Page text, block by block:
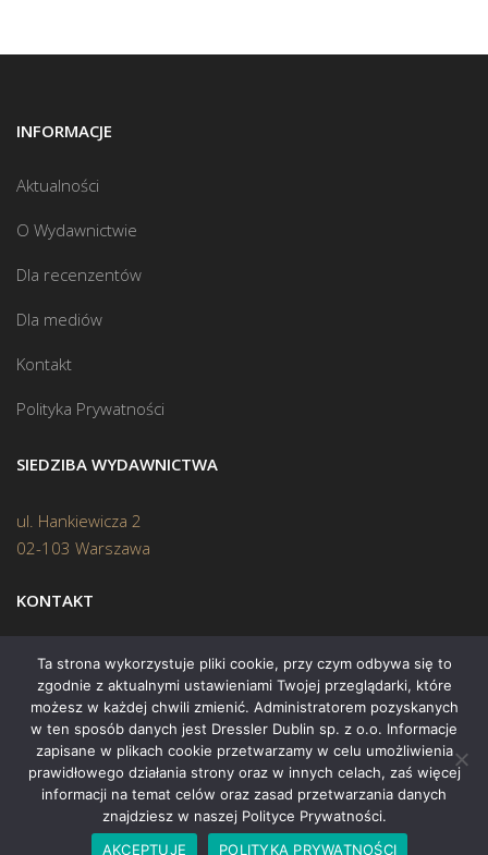
INFORMACJE
Aktualności
O Wydawnictwie
Dla recenzentów
Dla mediów
Kontakt
Polityka Prywatności
SIEDZIBA WYDAWNICTWA
ul. Hankiewicza 2
02-103 Warszawa
KONTAKT
Biuro:(22) 45 70 402
Mail:biuro@swiatksiazki.pl
Copyright © 2015 Świat Książki. Wszelkie prawa zastrzeżone
Ta strona wykorzystuje pliki cookie, przy czym odbywa się to
zgodnie z aktualnymi ustawieniami Twojej przeglądarki, które
możesz w każdej chwili zmienić. Administratorem pozyskanych
w ten sposób danych jest Dressler Dublin sp. z o.o. Informacje
zapisane w plikach cookie przetwarzamy w celu umożliwienia
prawidłowego działania strony oraz w innych celach, zaś więcej
informacji na temat celów oraz zasad przetwarzania danych
znajdziesz w naszej Polityce Prywatności.
AKCEPTUJĘ
POLITYKA PRYWATNOŚCI